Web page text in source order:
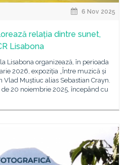
6 Nov 2025
relația dintre sunet,
Lisabona
Lisabona organizează, în perioada
2026, expoziția „Între muzică și
Vlad Muștiuc alias Sebastian Crayn.
20 noiembrie 2025, începând cu